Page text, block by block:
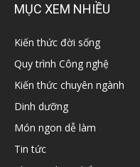
MỤC XEM NHIỀU
Kiến thức đời sống
Quy trình Công nghệ
Kiến thức chuyên ngành
Dinh dưỡng
Món ngon dễ làm
Tin tức